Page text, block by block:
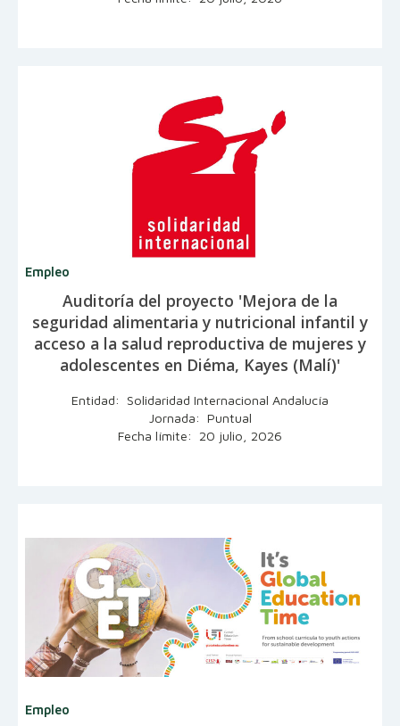
Empleo
Auditoría del proyecto 'Mejora de la
seguridad alimentaria y nutricional infantil y
acceso a la salud reproductiva de mujeres y
adolescentes en Diéma, Kayes (Malí)'
Entidad: Solidaridad Internacional Andalucía
Jornada: Puntual
Fecha límite: 20 julio, 2026
Empleo